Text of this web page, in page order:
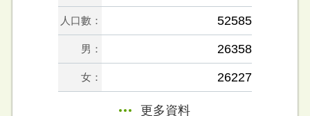
人口數： 52585
男： 26358
女： 26227
更多資料